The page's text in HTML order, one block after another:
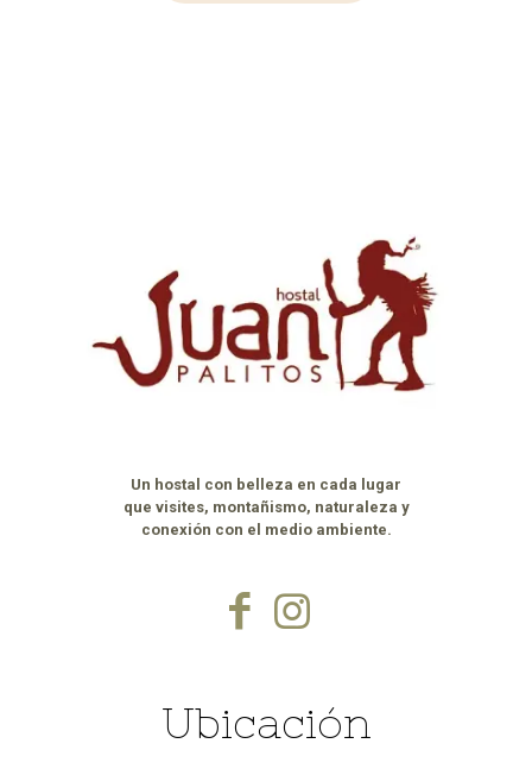
Un hostal con belleza en cada lugar
que visites, montañismo, naturaleza y
conexión con el medio ambiente.
Ubicación